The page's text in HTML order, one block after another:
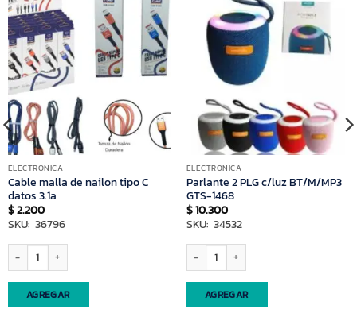
ELECTRONICA
Cable malla de nailon tipo C
datos 3.1a
$2.200
SKU: 36796
Cable malla de nailon tipo C datos 3.1a cantidad
AGREGAR
ELECTRONICA
Parlante 2 PLG c/luz BT/M/MP3
GTS-1468
$10.300
SKU: 34532
Parlante 2 PLG c/luz BT/M/MP3 GTS-
AGREGAR